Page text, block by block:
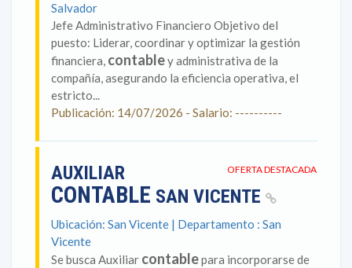
Salvador
Jefe Administrativo Financiero Objetivo del
puesto: Liderar, coordinar y optimizar la gestión
financiera, contabley administrativa de la
compañía, asegurando la eficiencia operativa, el
estricto...
Publicación: 14/07/2026 - Salario: ----------
OFERTA DESTACADA
AUXILIAR
CONTABLE SAN VICENTE
Ubicación: San Vicente | Departamento : San
Vicente
Se busca Auxiliar contablepara incorporarse de